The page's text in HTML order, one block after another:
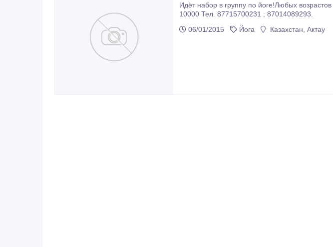
Идёт набор в группу по йоге!Любых
10000 Тел. 87715700231 ; 87014089293.
06/01/2015
Йога Казахстан, Актау